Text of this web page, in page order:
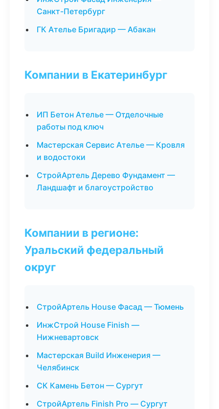
Санкт-Петербург
ГК Ателье Бригадир — Абакан
Компании в Екатеринбург
ИП Бетон Ателье — Отделочные
работы под ключ
Мастерская Сервис Ателье — Кровля
и водостоки
СтройАртель Дерево Фундамент —
Ландшафт и благоустройство
Компании в регионе:
Уральский федеральный
округ
СтройАртель House Фасад — Тюмень
ИнжСтрой House Finish —
Нижневартовск
Мастерская Build Инженерия —
Челябинск
СК Камень Бетон — Сургут
СтройАртель Finish Pro — Сургут